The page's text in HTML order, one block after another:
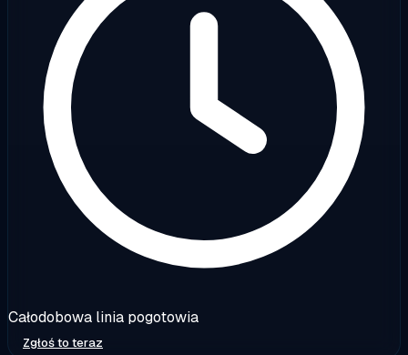
Całodobowa linia pogotowia
Zgłoś to teraz